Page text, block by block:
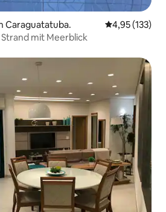
Caraguatatuba.
4,95 (133)
mit Meerblick